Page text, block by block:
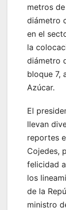
metros
diámetro
en el
la
diámetro
bloque 7,
Azúcar.
El
llevan
reportes
Cojedes,
felicidad
los
de la
ministro